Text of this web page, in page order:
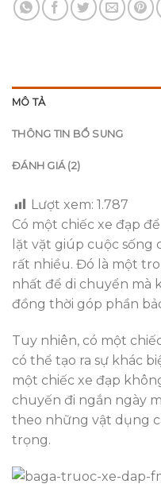
MÔ TẢ
THÔNG TIN BỔ SUNG
ĐÁNH GIÁ (2)
Lượt xem: 1.787
Có một chiếc xe đạp
lặt vặt giúp cuộc sống
rất nhiều. Đó là một
nhất để di chuyển mà
đồng thời góp phần
Tuy nhiên, có một
có thể tạo ra sự khác
một chiếc xe đạp
chuyến đi ngắn ngày
theo những vật dụng
trọng.